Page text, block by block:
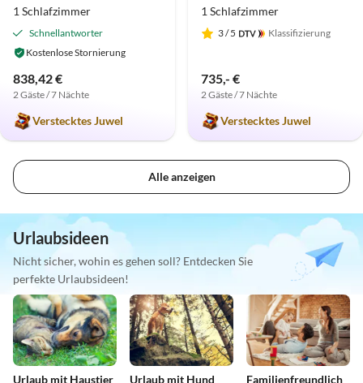
1 Schlafzimmer
Schnellantworter
Kostenlose Stornierung
838,42 €
2 Gäste / 7 Nächte
Verstecktes Juwel
1 Schlafzimmer
3/ 5 Klassifizierung
735,- €
2 Gäste / 7 Nächte
Verstecktes Juwel
Alle anzeigen
Urlaubsideen
Nicht sicher, wohin es gehen soll? Entdecken Sie
perfekte Urlaubsideen!
Urlaub mit Haustier Urlaub mit Hund Familienfreundlich